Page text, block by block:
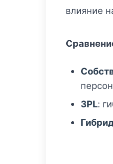
влияние
3PL: